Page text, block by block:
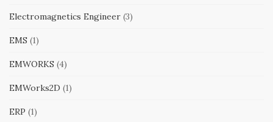
Electromagnetics Engineer (3)
EMS (1)
EMWORKS (4)
EMWorks2D (1)
ERP (1)